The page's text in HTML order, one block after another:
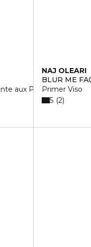
aux Protéines de
NAJ OLEARI
BLUR ME
Primer Viso
5 2